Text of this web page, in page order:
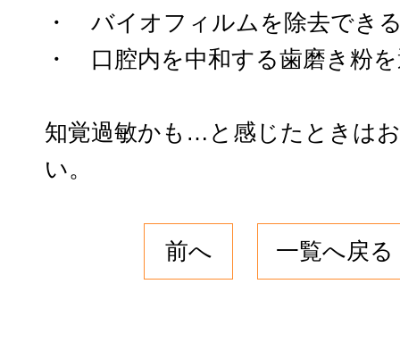
・ バイオフィルムを除去でき
・ 口腔内を中和する歯磨き粉
知覚過敏かも…と感じたときは
い。
前へ 一覧へ戻る